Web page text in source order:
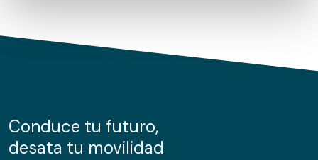
de cookies.
información sobre el uso que haga del sitio web con
nuestros partners de redes sociales, publicidad y análisis
Conduce tu futuro,
desata tu movilidad